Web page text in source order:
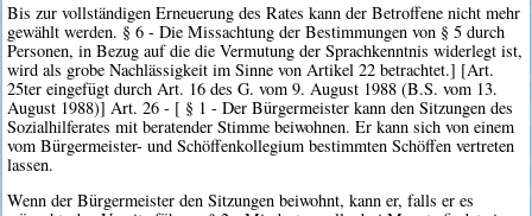
Bis zur vollständigen Erneuerung des Rates kann der Betroffene nicht mehr
gewählt werden. § 6 - Die Missachtung der Bestimmungen von § 5 durch
Personen, in Bezug auf die die Vermutung der Sprachkenntnis widerlegt ist,
wird als grobe Nachlässigkeit im Sinne von Artikel 22 betrachtet.] [Art.
25ter eingefügt durch Art. 16 des G. vom 9. August 1988 (B.S. vom 13.
August 1988)] Art. 26 - [ § 1 - Der Bürgermeister kann den Sitzungen des
Sozialhilferates mit beratender Stimme beiwohnen. Er kann sich von einem
vom Bürgermeister- und Schöffenkollegium bestimmten Schöffen vertreten
lassen.
Wenn der Bürgermeister den Sitzungen beiwohnt, kann er, falls er es